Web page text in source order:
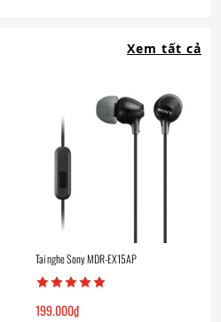
Xem tất cả
Tai nghe Sony MDR-EX15AP
199.000₫